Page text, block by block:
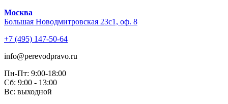
Москва
Большая Новодмитровская 23с1, оф. 8
+7 (495) 147-50-64
info@perevodpravo.ru
Пн-Пт: 9:00-18:00
Сб: 9:00 - 13:00
Вс: выходной